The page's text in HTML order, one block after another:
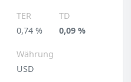
TER
0,74 %
TD
0,09 %
Währung
USD